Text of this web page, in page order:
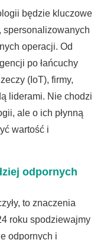
będzie kluczowe
spersonalizowanych
operacji. Od
po łańcuchy
(IoT), firmy,
liderami. Nie chodzi
ale o ich płynną
wartość i
odpornych
to znaczenia
roku spodziewajmy
odpornych i